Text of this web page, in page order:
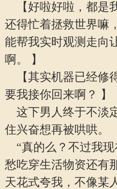
【好啦好啦，都是
还得忙着拯救世界嘛
能帮我实时观测走向
啊。 】
【其实机器已经修
要我接你回来啊？ 】
这下男人终于不淡
住兴奋想再被哄哄。
“真的么？不过我现
愁吃穿生活物资还有
天花式夸我，不像某